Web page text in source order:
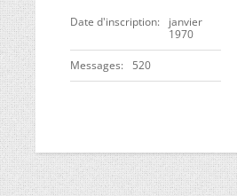
Date d'inscription
janvier
1970
Messages 520